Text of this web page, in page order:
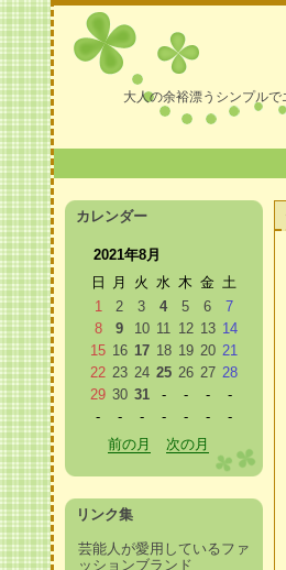
大人の余裕漂うシンプル
カレンダー
2021年8月
日
月 火 水 木 金 土
1
2 3 4 5 6
7
8
9 10 11 12 13 14
15 16 17 18 19 20 21
22 23 24 25 26 27 28
29 30 31 - - -
-
-
- - - - -
-
前の月
次の月
リンク集
芸能人が愛用しているファ
ッションブランド